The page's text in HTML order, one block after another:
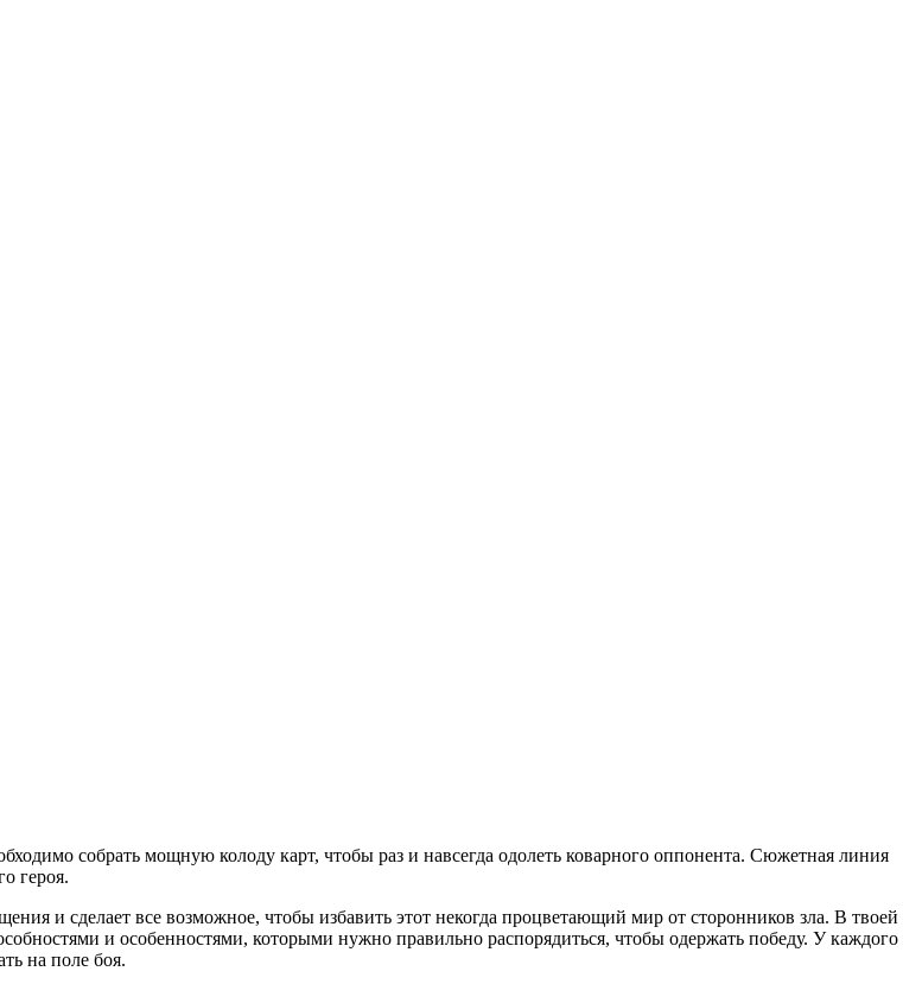
собрать мощную колоду карт, чтобы раз и навсегда одолеть коварного оппонента. Сюжетная линия
героя.
и сделает все возможное, чтобы избавить этот некогда процветающий мир от сторонников зла. В твоей
и особенностями, которыми нужно правильно распорядиться, чтобы одержать победу. У каждого
на поле боя.